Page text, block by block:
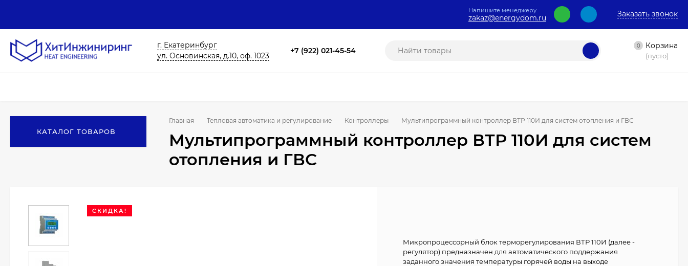
Напишите менеджеру
zakaz@energydom.ru Заказать звонок
г. Екатеринбург
ул. Основинская, д.10, оф. 1023
+7 (922) 021-45-54 0 Корзина
(пусто)
КАТАЛОГ ТОВАРОВ
Главная Тепловая автоматика и регулирование Контроллеры Мультипрограммный контроллер ВТР 110И для систем отопления и ГВС
Мультипрограммный контроллер ВТР 110И для систем
отопления и ГВС
СКИДКА!
Микропроцессорный блок терморегулирования ВТР 110И (далее -
регулятор) предназначен для автоматического поддержания
заданного значения температуры горячей воды на выходе